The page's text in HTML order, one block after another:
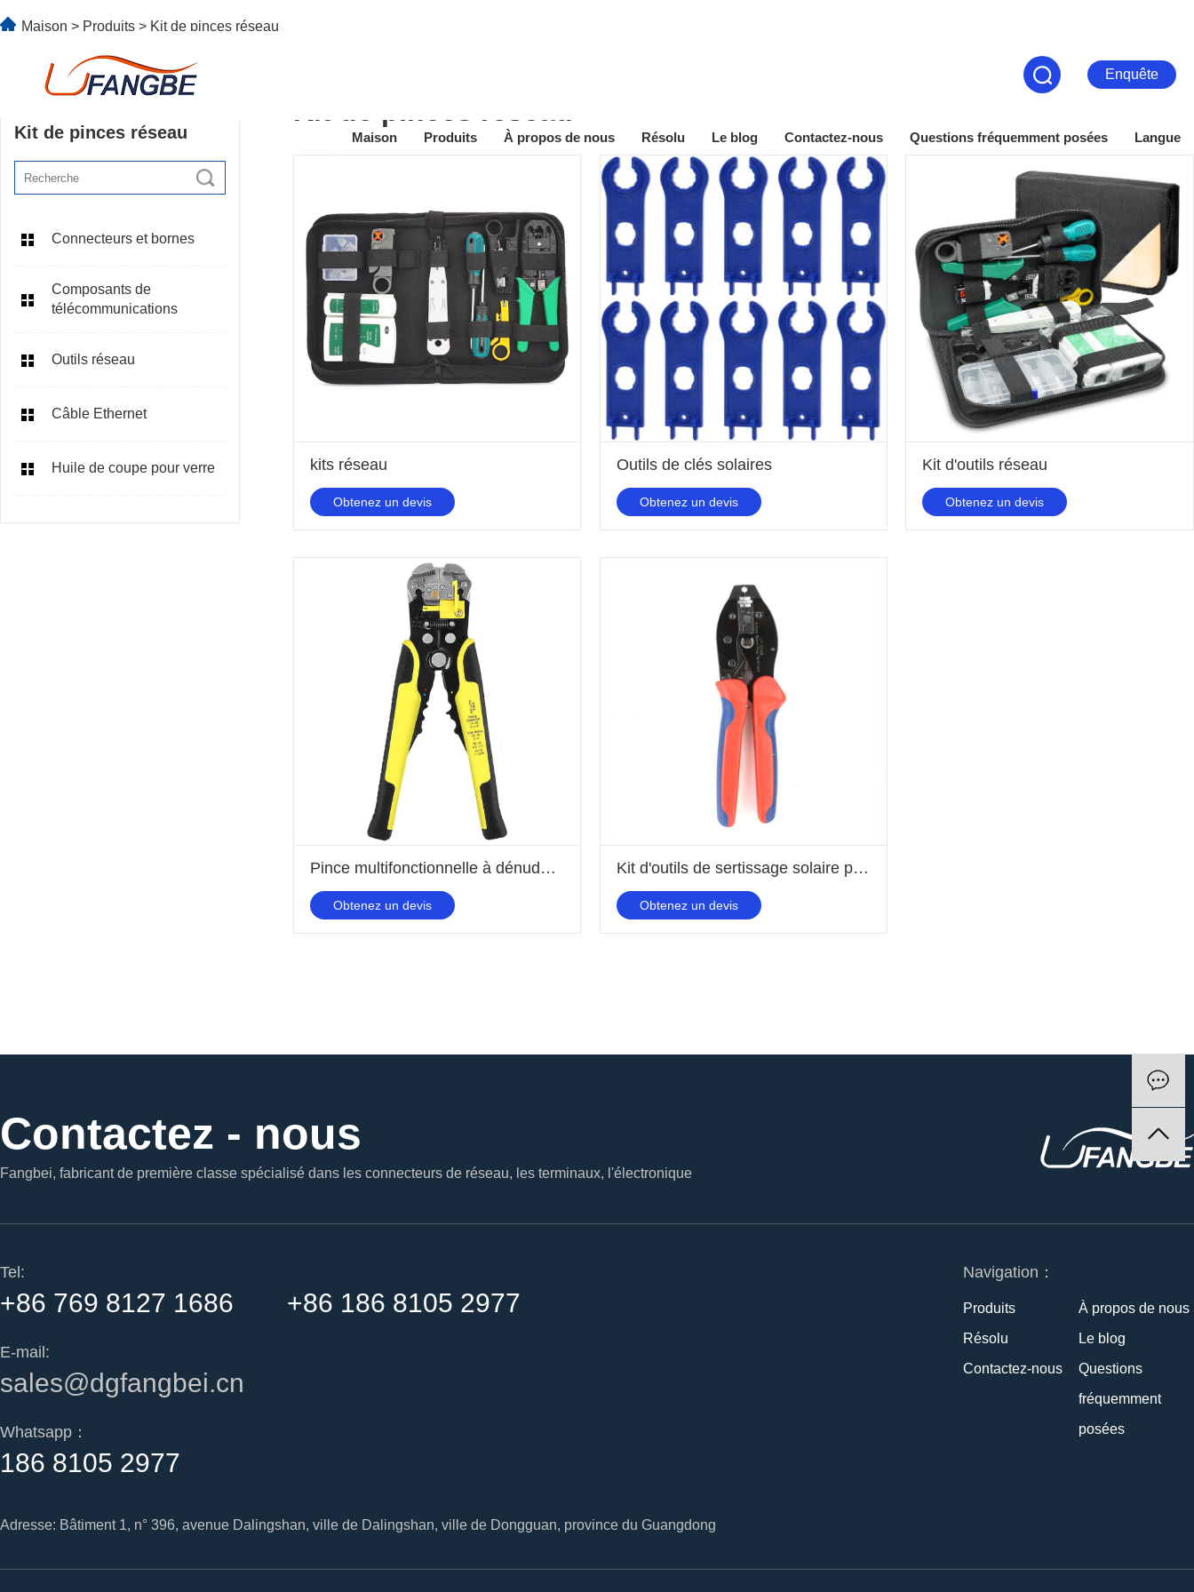
Enquête
Maison Produits À propos de nous Résolu Le blog Contactez-nous Questions fréquemment posées Langue
Maison > Produits > Kit de pinces réseau
Kit de pinces réseau
Connecteurs et bornes
Composants de
télécommunications
Outils réseau
Câble Ethernet
Huile de coupe pour verre kits réseau
Obtenez un devis
Outils de clés solaires
Obtenez un devis
Kit d'outils réseau
Obtenez un devis
Pince multifonctionnelle à dénuder automatique de 8 pouces
Obtenez un devis
Kit d'outils de sertissage solaire photovoltaïque
Obtenez un devis
Contactez - nous
Fangbei, fabricant de première classe spécialisé dans les connecteurs de réseau, les terminaux, l'électronique
Tel:
+86 769 8127 1686 +86 186 8105 2977
E-mail:
sales@dgfangbei.cn
Whatsapp：
186 8105 2977
Adresse: Bâtiment 1, n° 396, avenue Dalingshan, ville de Dalingshan, ville de Dongguan, province du Guangdong
Navigation：
Produits
À propos de nous
Résolu
Le blog
Contactez-nous
Questions
fréquemment
posées